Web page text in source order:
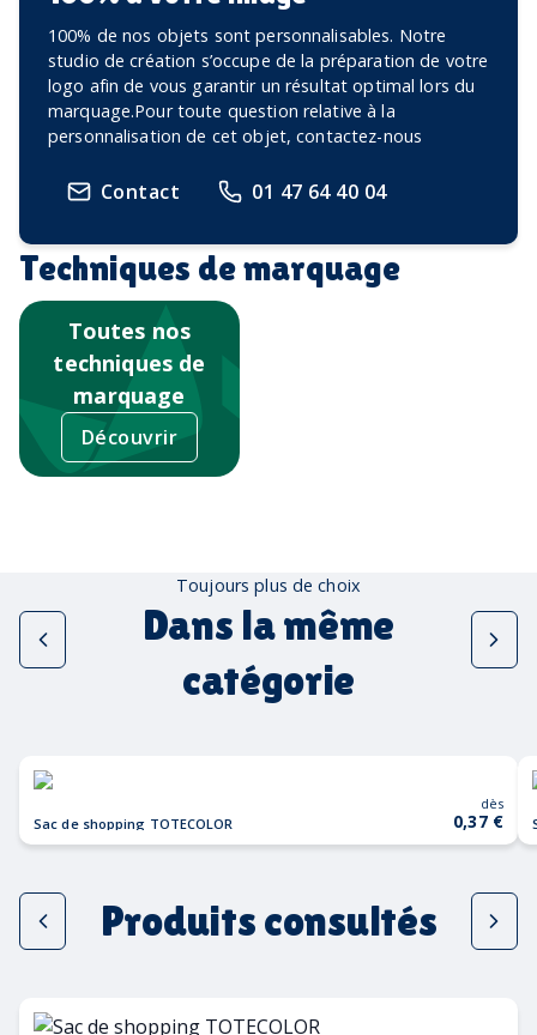
100% de nos objets sont personnalisables. Notre
studio de création s’occupe de la préparation de votre
logo afin de vous garantir un résultat optimal lors du
marquage.Pour toute question relative à la
personnalisation de cet objet, contactez-nous
Contact 01 47 64 40 04
Techniques de marquage
Toutes nos
techniques de
marquage
Découvrir
Toujours plus de choix
Dans la même
catégorie
Sac de shopping TOTECOLOR
dès
0,37 €
Produits consultés